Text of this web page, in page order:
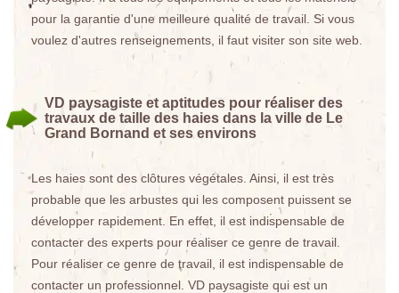
pour la garantie d'une meilleure qualité de travail. Si vous
voulez d'autres renseignements, il faut visiter son site web.
VD paysagiste et aptitudes pour réaliser des
travaux de taille des haies dans la ville de Le
Grand Bornand et ses environs
Les haies sont des clôtures végétales. Ainsi, il est très
probable que les arbustes qui les composent puissent se
développer rapidement. En effet, il est indispensable de
contacter des experts pour réaliser ce genre de travail.
Pour réaliser ce genre de travail, il est indispensable de
contacter un professionnel. VD paysagiste qui est un